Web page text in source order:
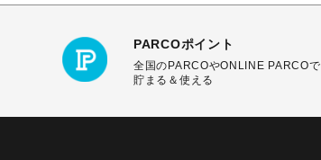
PARCOポイント
全国のPARCOやONLINE PARCOで
貯まる＆使える